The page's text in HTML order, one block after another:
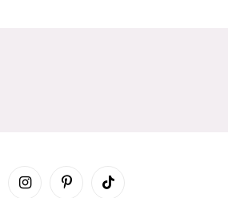
InstagramPinterestTikTok